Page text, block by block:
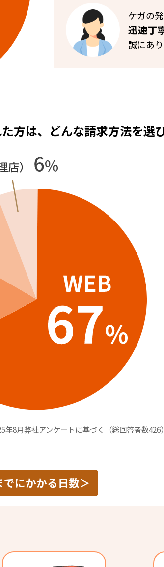
ケガの
迅速丁
誠にあ
方は、どんな請求方法を選
年8月弊社アンケートに基づく（総回答者数426
にかかる日数＞